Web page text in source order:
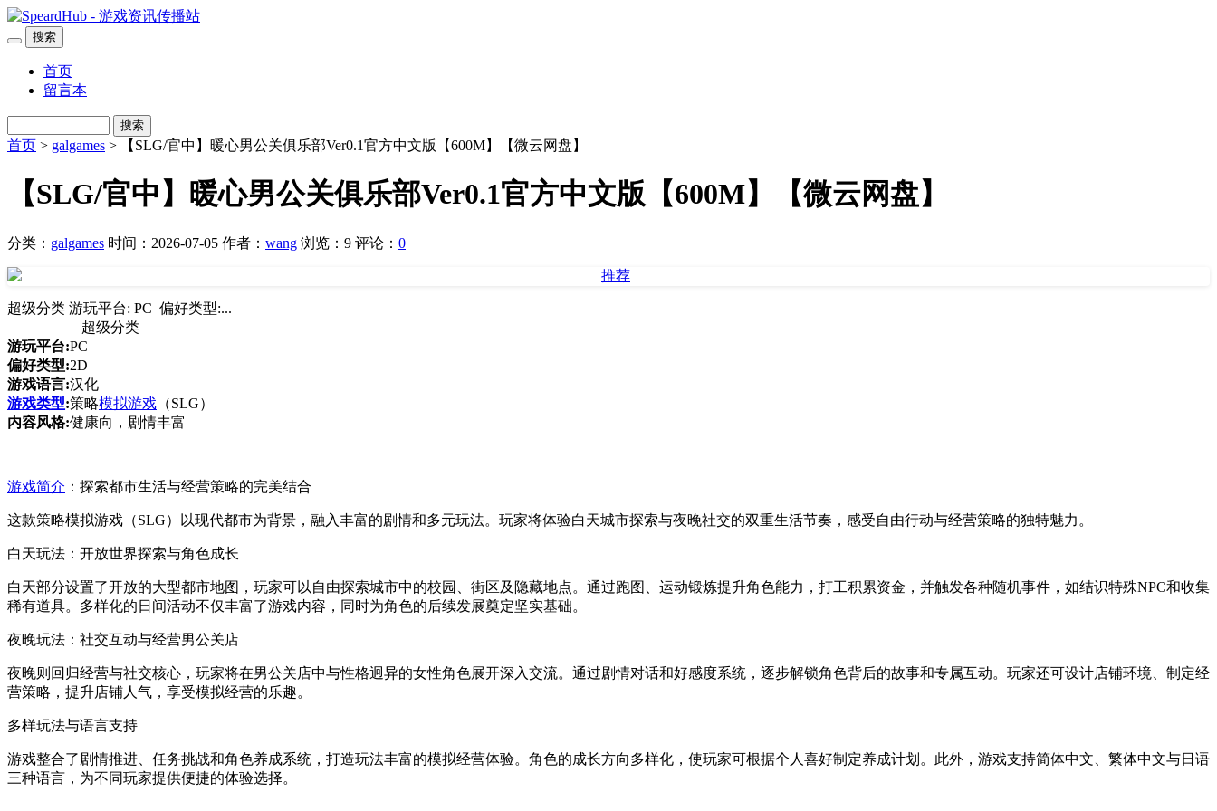
搜索
首页
留言本
搜索
首页 > galgames > 【SLG/官中】暖心男公关俱乐部Ver0.1官方中文版【600M】【微云网盘】
【SLG/官中】暖心男公关俱乐部Ver0.1官方中文版【600M】【微云网盘】
分类： galgames 时间：2026-07-05 作者： wang 浏览：9 评论： 0
超级分类 游玩平台: PC 偏好类型:...
超级分类
游玩平台:PC
偏好类型:2D
游戏语言:汉化
游戏类型:策略模拟游戏 （SLG）
内容风格:健康向，剧情丰富
游戏简介 ：探索都市生活与经营策略的完美结合
这款策略模拟游戏（SLG）以现代都市为背景，融入丰富的剧情和多元玩法。玩家将体验白天城市探索与夜晚社交的双重生活节奏，感受自由行动与经营策略的独特魅力。
白天玩法：开放世界探索与角色成长
白天部分设置了开放的大型都市地图，玩家可以自由探索城市中的校园、街区及隐藏地点。通过跑图、运动锻炼提升角色能力，打工积累资金，并触发各种随机事件，如结识特殊NPC和收集
稀有道具。多样化的日间活动不仅丰富了游戏内容，同时为角色的后续发展奠定坚实基础。
夜晚玩法：社交互动与经营男公关店
夜晚则回归经营与社交核心，玩家将在男公关店中与性格迥异的女性角色展开深入交流。通过剧情对话和好感度系统，逐步解锁角色背后的故事和专属互动。玩家还可设计店铺环境、制定经
营策略，提升店铺人气，享受模拟经营的乐趣。
多样玩法与语言支持
游戏整合了剧情推进、任务挑战和角色养成系统，打造玩法丰富的模拟经营体验。角色的成长方向多样化，使玩家可根据个人喜好制定养成计划。此外，游戏支持简体中文、繁体中文与日语
三种语言，为不同玩家提供便捷的体验选择。